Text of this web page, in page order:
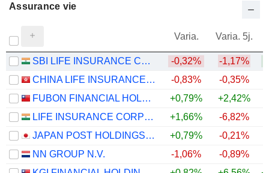
Assurance vie
Varia. Varia. 5j.
SBI LIFE INSURANCE COMPANY LIMITED -0,32% -1,17%
CHINA LIFE INSURANCE COMPANY LIMITED
-0,83% -0,35%
FUBON FINANCIAL HOLDING CO., LTD.
+0,79% +2,42%
LIFE INSURANCE CORPORATION OF INDIA
+1,66% -6,82%
JAPAN POST HOLDINGS CO., LTD.
+0,79% -0,21%
NN GROUP N.V.
-1,06% -0,89%